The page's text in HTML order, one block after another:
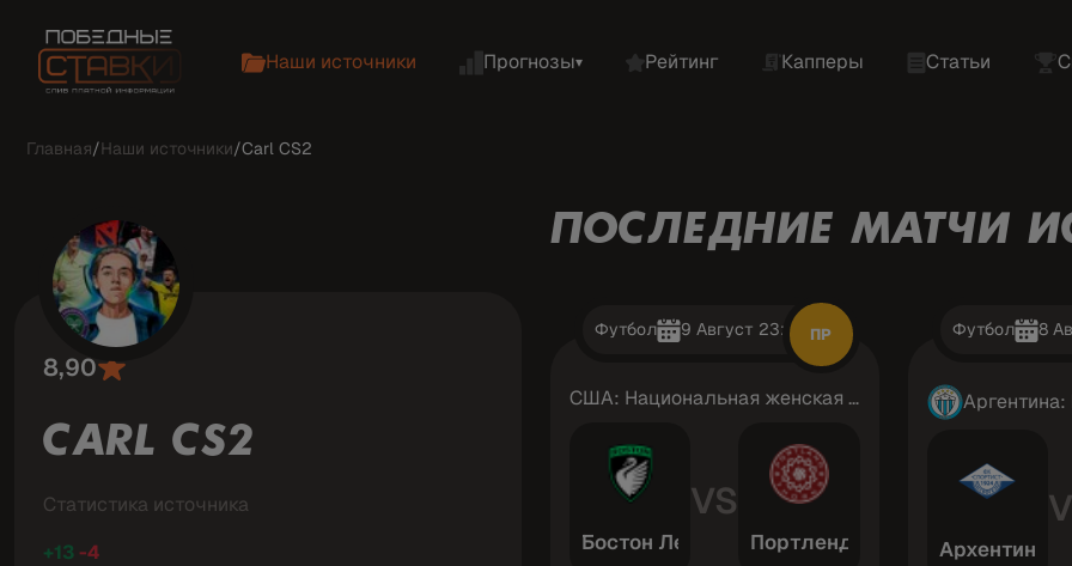
Наши источники Прогнозы▾ Рейтинг Капперы Статьи
Главная/Наши источники/Carl CS2
8,90
CARL CS2
Статистика источника
+13-4
ПОСЛЕДНИЕ МАТЧИ
Футбол 9 Август 23:00 ПР
США: Национальная женская лига
Бостон Легаси (жен)
VS
Портленд (Ж)
Футбол 8
Архентино